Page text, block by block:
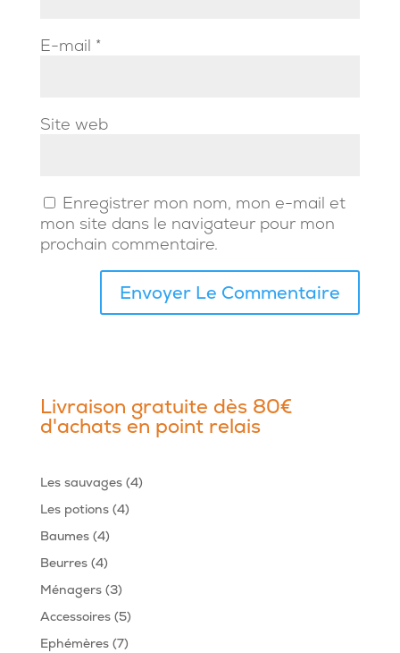
E-mail *
Site web
Enregistrer mon nom, mon e-mail et
mon site dans le navigateur pour mon
prochain commentaire.
Livraison gratuite dès 80€
d'achats en point relais
Les sauvages 44
Les potions 44
Baumes 44
produits
Beurres 44
produits
Ménagers 33
produits
Accessoires 55
produits
Ephémères 77